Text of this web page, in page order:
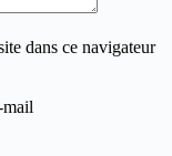
dans ce navigateur
mail